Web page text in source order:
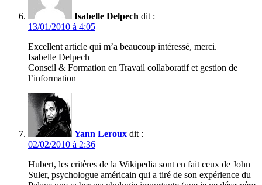
Isabelle Delpech dit :
13/01/2010 à 4:05
Excellent article qui m’a beaucoup intéressé, merci.
Isabelle Delpech
Conseil & Formation en Travail collaboratif et gestion de
l’information
Yann Leroux dit :
02/02/2010 à 2:36
Hubert, les critères de la Wikipedia sont en fait ceux de John
Suler, psychologue américain qui a tiré de son expérience du